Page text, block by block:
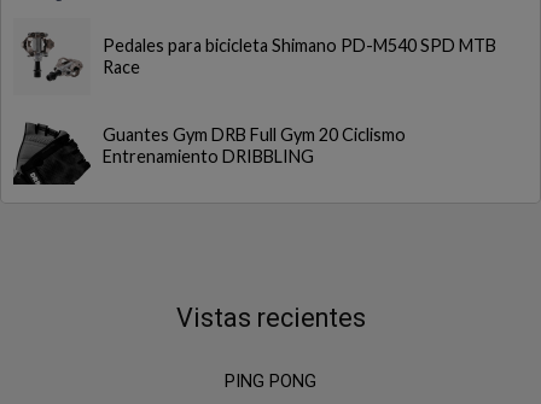
Pedales para bicicleta Shimano PD-M540 SPD MTB
Race
Guantes Gym DRB Full Gym 20 Ciclismo
Entrenamiento DRIBBLING
Vistas recientes
PING PONG